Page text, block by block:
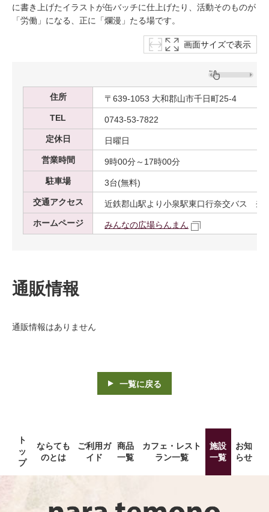
に書き上げたイラストが缶バッチに仕上げたり、活動そのものが
「労働」になる、正に「爛漫」たる場です。
画面サイズで表示
住所
〒639-1053 大和郡山市千日町25-4
TEL
0743-53-7822
定休日
日曜日
営業時間
9時00分～17時00分
駐車場
3台(無料)
交通アクセス
近鉄郡山駅より小泉駅東口行奈交バス 奈
ホームページ
みんなの広場らんまん
通販情報
通販情報はありません
一覧に戻る
ト
ッ
プ
ならても
のとは
ご利用ガ
イド
商品
一覧
カフェ・レスト
ラン一覧
施設
一覧
お知
らせ